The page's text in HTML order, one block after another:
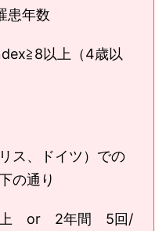
患年数
以上（4歳以
ス、ドイツ）での
の通り
上 or 2年間 5回/